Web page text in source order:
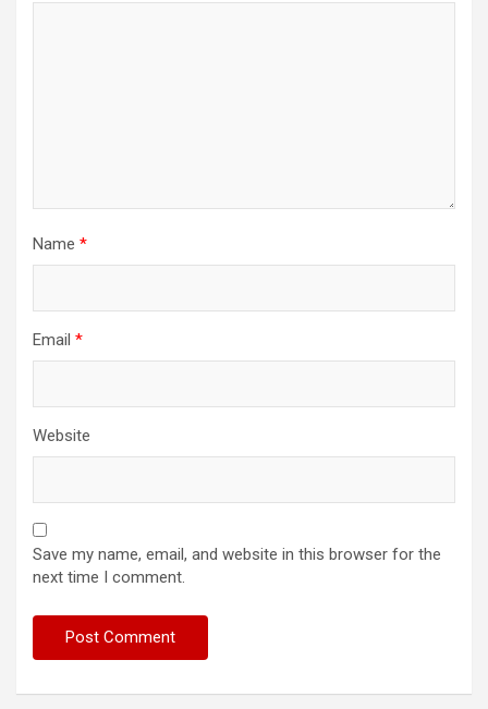
Name *
Email *
Website
Save my name, email, and website in this browser for the
next time I comment.